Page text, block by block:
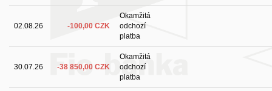
02.08.26 -100,00 CZK
Okamžitá
odchozí
platba
30.07.26 -38 850,00 CZK
Okamžitá
odchozí
platba